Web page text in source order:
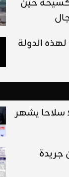
الدولة
يشهر
602 من جريدة